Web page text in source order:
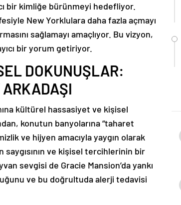
bir kimliğe bürünmeyi hedefliyor.
New Yorklulara daha fazla açmayı
sağlamayı amaçlıyor. Bu vizyon,
bir yorum getiriyor.
DOKUNUŞLAR:
kültürel hassasiyet ve kişisel
konutun banyolarına “taharet
ve hijyen amacıyla yaygın olarak
saygısının ve kişisel tercihlerinin bir
sevgisi de Gracie Mansion’da yankı
ve bu doğrultuda alerji tedavisi